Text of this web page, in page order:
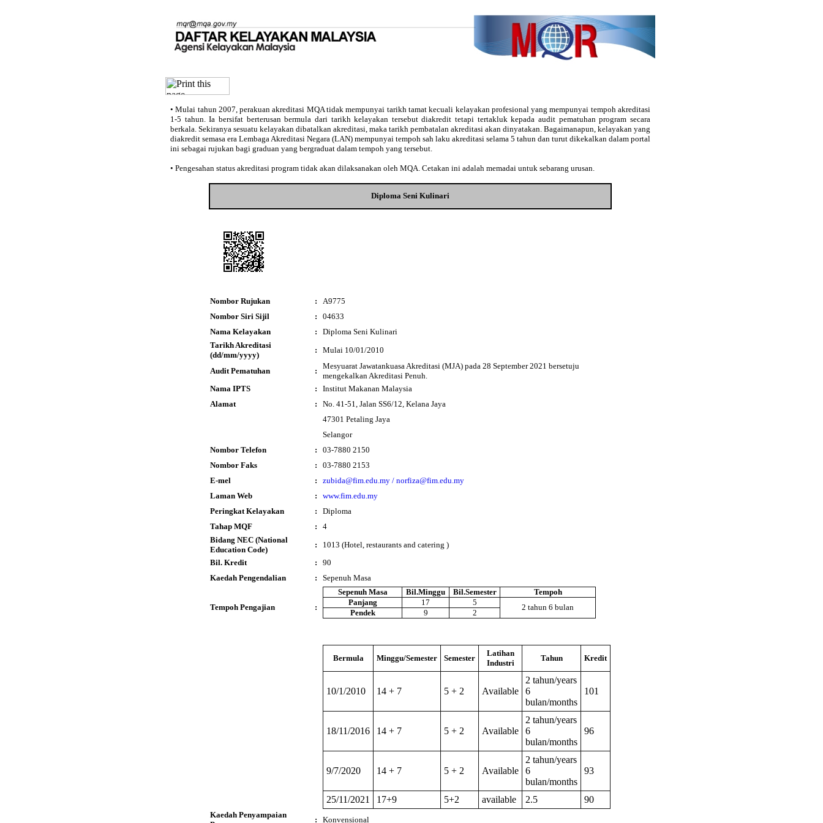
• Mulai tahun 2007, perakuan akreditasi MQA tidak mempunyai tarikh tamat kecuali kelayakan profesional yang mempunyai tempoh akreditasi
1-5 tahun. Ia bersifat berterusan bermula dari tarikh kelayakan tersebut diakredit tetapi tertakluk kepada audit pematuhan program secara
berkala. Sekiranya sesuatu kelayakan dibatalkan akreditasi, maka tarikh pembatalan akreditasi akan dinyatakan. Bagaimanapun, kelayakan yang
diakredit semasa era Lembaga Akreditasi Negara (LAN) mempunyai tempoh sah laku akreditasi selama 5 tahun dan turut dikekalkan dalam portal
ini sebagai rujukan bagi graduan yang bergraduat dalam tempoh yang tersebut.
• Pengesahan status akreditasi program tidak akan dilaksanakan oleh MQA. Cetakan ini adalah memadai untuk sebarang urusan.
Diploma Seni Kulinari
Nombor Rujukan :
A9775
Nombor Siri Sijil
:
04633
Nama Kelayakan
:
Diploma Seni Kulinari
Tarikh Akreditasi
(dd/mm/yyyy)
: Mulai 10/01/2010
Audit Pematuhan :
Mesyuarat Jawatankuasa Akreditasi (MJA) pada 28 September 2021 bersetuju
mengekalkan Akreditasi Penuh.
Nama IPTS
:
Institut Makanan Malaysia
Alamat
:
No. 41-51, Jalan SS6/12, Kelana Jaya
47301 Petaling Jaya
Selangor
Nombor Telefon
:
03-7880 2150
Nombor Faks
:
03-7880 2153
E-mel
:
zubida@fim.edu.my / norfiza@fim.edu.my
Laman Web
:
www.fim.edu.my
Peringkat Kelayakan
:
Diploma
Tahap MQF
:
4
Bidang NEC (National
Education Code)
:
1013 (Hotel, restaurants and catering )
Bil. Kredit
:
90
Kaedah Pengendalian
: Sepenuh Masa
Tempoh Pengajian :
Sepenuh Masa Bil.Minggu Bil.Semester
Tempoh
Panjang
17 5
2 tahun 6 bulan
Pendek 9 2
Bermula Minggu/Semester Semester
Latihan
Industri
Tahun Kredit
10/1/2010 14 + 7 5 + 2 Available
2 tahun/years
6
bulan/months
101
18/11/2016 14 + 7 5 + 2 Available
2 tahun/years
6
bulan/months
96
9/7/2020 14 + 7 5 + 2 Available
2 tahun/years
6
bulan/months
93
25/11/2021 17+9 5+2 available 2.5 90
Kaedah Penyampaian
: Konvensional